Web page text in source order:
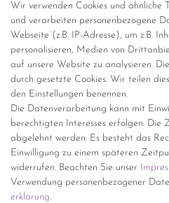
Wir verwenden Cookies und ähnliche
und verarbeiten personenbezogene
Webseite (z.B. IP-Adresse), um z.B.
personalisieren, Medien von
auf unsere Website zu analysieren.
durch gesetzte Cookies. Wir teilen
den Einstellungen benennen.
Die Datenverarbeitung kann mit
berechtigten Interesses erfolgen. Die
abgelehnt werden. Es besteht das
Einwilligung zu einem späteren
widerrufen. Beachten Sie unser
Verwendung personenbezogener
erklärung.
Versandinformationen
Versand per GLS (6,90 Euro) oder
(innerhalb Deutschlands)
kostenfreie Lieferung ab 150 Euro
Deutschlands)
Übersicht Internationale
Wir kaufen an
Sie haben zuviel Porzellan im
Einfach unverbindliches Angebot